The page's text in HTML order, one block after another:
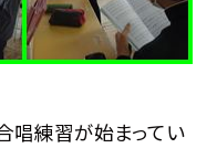
唱練習が始まってい